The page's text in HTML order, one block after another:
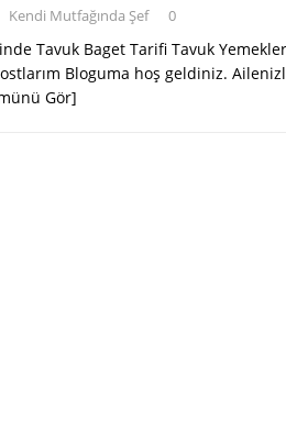
Kendi Mutfağında Şef 0
Tavuk Baget Tarifi Tavuk
Bloguma hoş geldiniz.
Gör]